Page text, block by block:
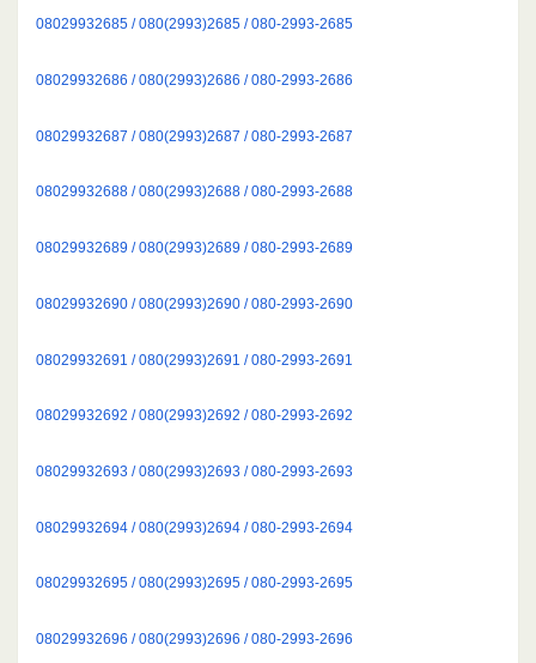
08029932685 / 080(2993)2685 / 080-2993-2685
08029932686 / 080(2993)2686 / 080-2993-2686
08029932687 / 080(2993)2687 / 080-2993-2687
08029932688 / 080(2993)2688 / 080-2993-2688
08029932689 / 080(2993)2689 / 080-2993-2689
08029932690 / 080(2993)2690 / 080-2993-2690
08029932691 / 080(2993)2691 / 080-2993-2691
08029932692 / 080(2993)2692 / 080-2993-2692
08029932693 / 080(2993)2693 / 080-2993-2693
08029932694 / 080(2993)2694 / 080-2993-2694
08029932695 / 080(2993)2695 / 080-2993-2695
08029932696 / 080(2993)2696 / 080-2993-2696